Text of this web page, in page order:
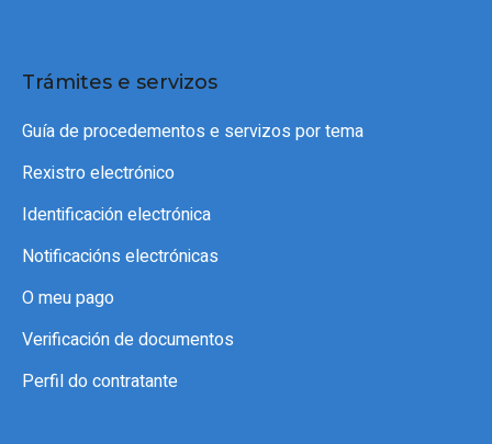
Trámites e servizos
Guía de procedementos e servizos por tema
Rexistro electrónico
Identificación electrónica
Notificacións electrónicas
O meu pago
Verificación de documentos
Perfil do contratante